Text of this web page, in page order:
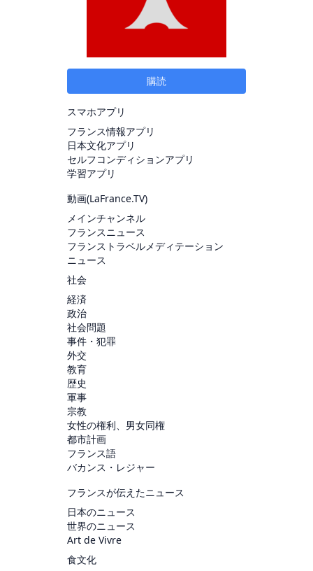
購読
スマホアプリ
フランス情報アプリ
日本文化アプリ
セルフコンディションアプリ
学習アプリ
動画(LaFrance.TV)
メインチャンネル
フランスニュース
フランストラベルメディテーション
ニュース
社会
経済
政治
社会問題
事件・犯罪
外交
教育
歴史
軍事
宗教
女性の権利、男女同権
都市計画
フランス語
バカンス・レジャー
フランスが伝えたニュース
日本のニュース
世界のニュース
Art de Vivre
食文化